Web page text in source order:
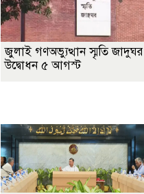
জুলাই গণঅভ্যুত্থান স্মৃতি জাদুঘর
উদ্বোধন ৫ আগস্ট